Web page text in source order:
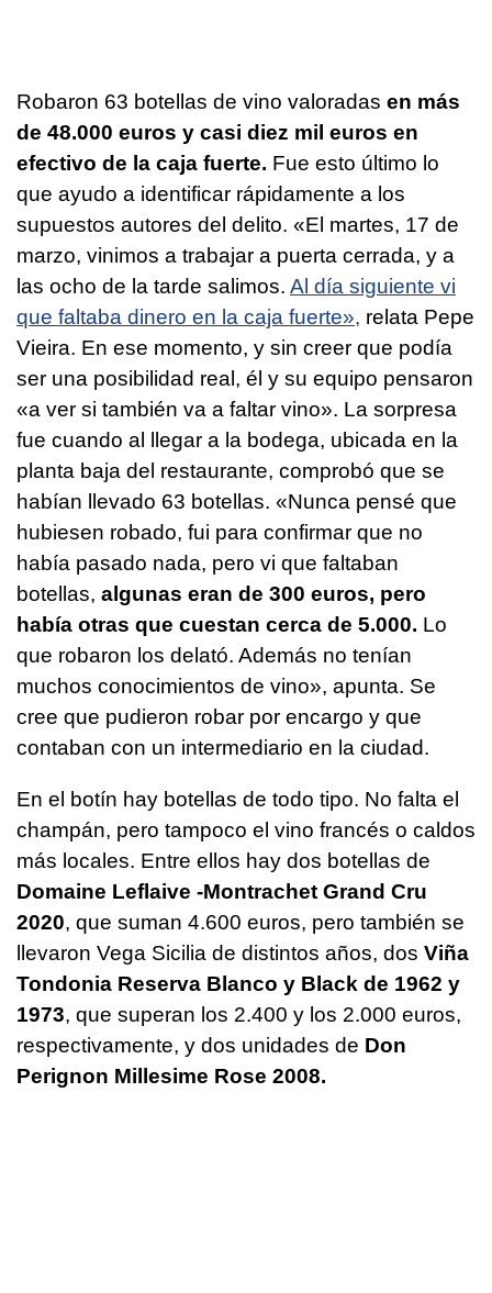
Robaron 63 botellas de vino valoradas en más
de 48.000 euros y casi diez mil euros en
efectivo de la caja fuerte. Fue esto último lo
que ayudo a identificar rápidamente a los
supuestos autores del delito. «El martes, 17 de
marzo, vinimos a trabajar a puerta cerrada, y a
las ocho de la tarde salimos. Al día siguiente vi
que faltaba dinero en la caja fuerte», relata Pepe
Vieira. En ese momento, y sin creer que podía
ser una posibilidad real, él y su equipo pensaron
«a ver si también va a faltar vino». La sorpresa
fue cuando al llegar a la bodega, ubicada en la
planta baja del restaurante, comprobó que se
habían llevado 63 botellas. «Nunca pensé que
hubiesen robado, fui para confirmar que no
había pasado nada, pero vi que faltaban
botellas, algunas eran de 300 euros, pero
había otras que cuestan cerca de 5.000. Lo
que robaron los delató. Además no tenían
muchos conocimientos de vino», apunta. Se
cree que pudieron robar por encargo y que
contaban con un intermediario en la ciudad.
En el botín hay botellas de todo tipo. No falta el
champán, pero tampoco el vino francés o caldos
más locales. Entre ellos hay dos botellas de
Domaine Leflaive -Montrachet Grand Cru
2020, que suman 4.600 euros, pero también se
llevaron Vega Sicilia de distintos años, dos Viña
Tondonia Reserva Blanco y Black de 1962 y
1973, que superan los 2.400 y los 2.000 euros,
respectivamente, y dos unidades de Don
Perignon Millesime Rose 2008.